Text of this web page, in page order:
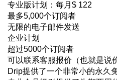
专业版计划：每月$ 122
最多5,000个订阅者
无限的电子邮件发送
企业计划
超过5000个订阅者
可以联系客服报价（也就是说
Drip提供了一个非常小的永久